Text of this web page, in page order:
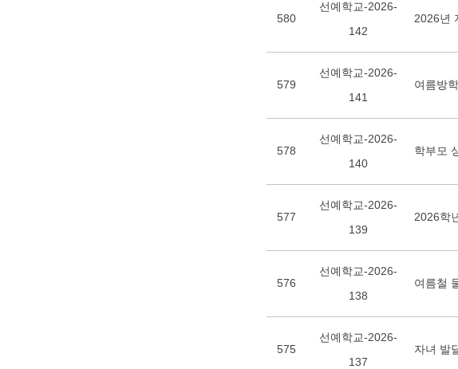
580
선예학교-2026-
142
2026년
579
선예학교-2026-
141
여름방
578
선예학교-2026-
140
학부모
577
선예학교-2026-
139
2026학
576
선예학교-2026-
138
여름철
575
선예학교-2026-
137
자녀 발